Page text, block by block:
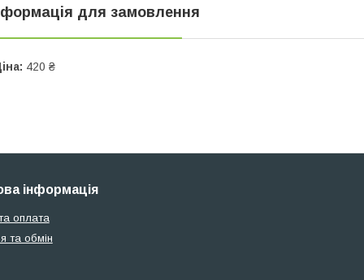
для замовлення
420 ₴
інформація
оплата
та обмін